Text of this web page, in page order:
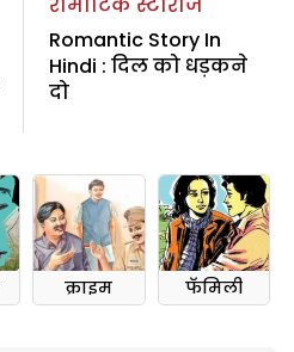
Romantic Story In
Hindi : दिल को धड़कने
दो
क्राइम फॅमिली